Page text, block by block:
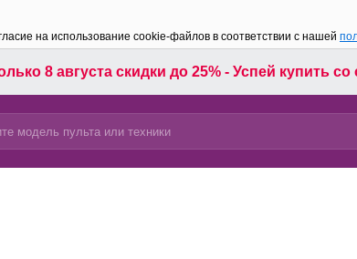
на использование cookie-файлов в соответствии с нашей
8 августа скидки до 25% - Успей купить со